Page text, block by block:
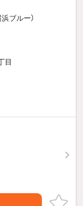
浜ブルー）
目